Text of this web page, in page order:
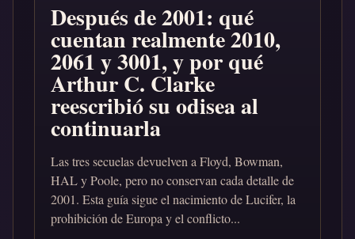
Después de 2001: qué
cuentan realmente 2010,
2061 y 3001, y por qué
Arthur C. Clarke
reescribió su odisea al
continuarla
Las tres secuelas devuelven a Floyd, Bowman,
HAL y Poole, pero no conservan cada detalle de
2001. Esta guía sigue el nacimiento de Lucifer, la
prohibición de Europa y el conflicto...